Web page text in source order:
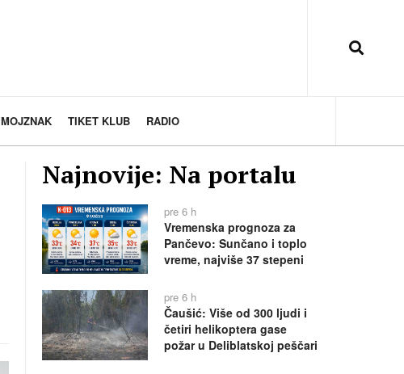
MOJZNAK TIKET KLUB RADIO
Najnovije: Na portalu
pre 6 h
Vremenska prognoza za
Pančevo: Sunčano i toplo
vreme, najviše 37 stepeni
pre 6 h
Čaušić: Više od 300 ljudi i
četiri helikoptera gase
požar u Deliblatskoj peščari